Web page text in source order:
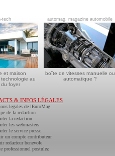
tech
et maison
au
du foyer
automag, magazine automobile
boîte de vitesses manuelle ou
automatique ?
& INFOS LÉGALES
legales de lEuroMag
de la redaction
la redaction
les webmasters
le service presse
un compte contributeur
redacteur benevole
professionnel postulez